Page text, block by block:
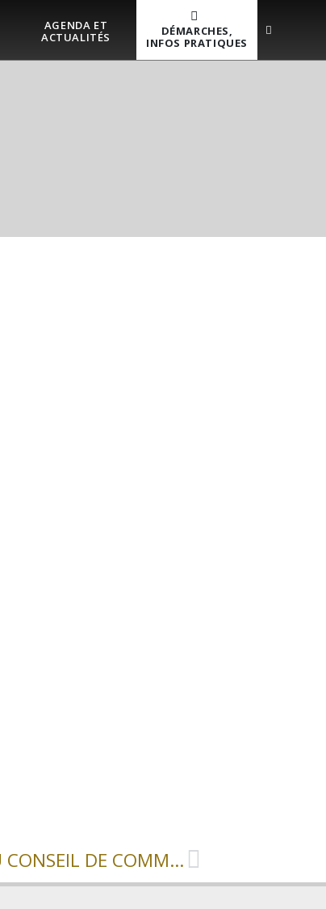
AGENDA ET
ACTUALITÉS
DÉMARCHES,
INFOS PRATIQUES
EXTRAIT DES DÉLIBÉRATIONS DU CONSEIL DE COMMUNAUTÉ